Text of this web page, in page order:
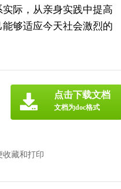
际，从亲身实践中提高
够适应今天社会激烈的
收藏和打印
点击下载文档
文档为doc格式